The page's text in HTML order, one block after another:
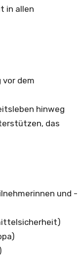
in allen
dem
hinweg
das
und -